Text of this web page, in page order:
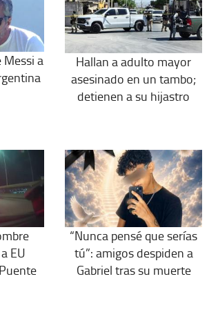
Messi a
Hallan a adulto mayor
asesinado en un tambo;
detienen a su hijastro
EU
“Nunca pensé que serías
tú”: amigos despiden a
Gabriel tras su muerte